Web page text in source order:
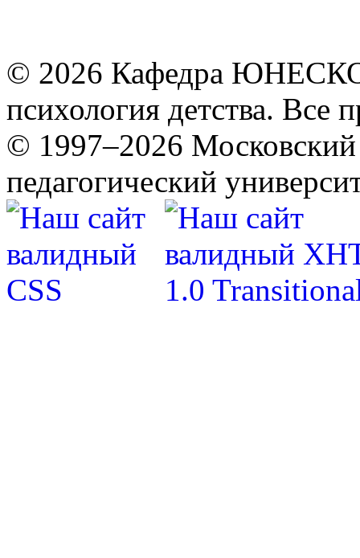
© 2026 Кафедра ЮНЕСКО
психология детства. Все
© 1997–2026 Московский
педагогический